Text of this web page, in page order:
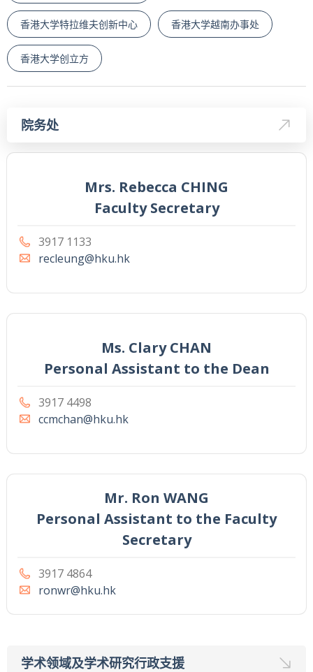
香港大学特拉维夫创新中心 香港大学越南办事处
香港大学创立方
院务处
Mrs. Rebecca CHING
Faculty Secretary
3917 1133
recleung@hku.hk
Ms. Clary CHAN
Personal Assistant to the Dean
3917 4498
ccmchan@hku.hk
Mr. Ron WANG
Personal Assistant to the Faculty
Secretary
3917 4864
ronwr@hku.hk
学术领域及学术研究行政支援